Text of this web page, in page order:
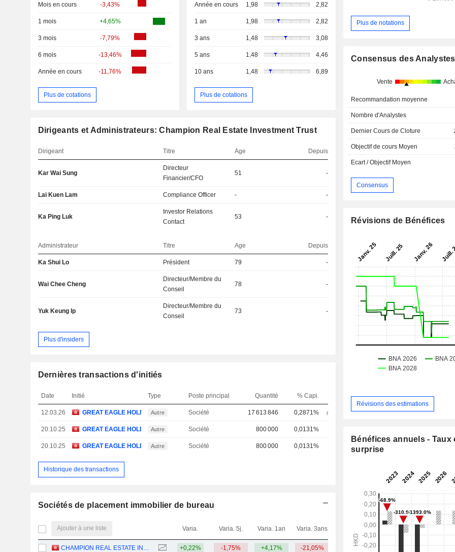
Mois en cours -3,43%
1 mois +4,65%
3 mois -7,79%
6 mois -13,46%
Année en cours -11,76%
Plus de cotations
Année en cours 1,98 2,82
1 an 1,98 2,82
3 ans 1,48 3,08
5 ans 1,48 4,46
10 ans 1,48 6,89
Plus de cotations
Dirigeants et Administrateurs: Champion Real Estate Investment Trust
Dirigeant Titre Age Depuis
Kar Wai Sung
Directeur
Financier/CFO
51 -
Lai Kuen Lam Compliance Officer - -
Ka Ping Luk
Investor Relations
Contact
53 -
Administrateur Titre Age Depuis
Ka Shui Lo Président 79 -
Wai Chee Cheng
Directeur/Membre du
Conseil
78 -
Yuk Keung Ip
Directeur/Membre du
Conseil
73 -
Plus d'insiders
Dernières transactions d'initiés
Date Initié Type Poste principal Quantité % Capi.
12.03.26 GREAT EAGLE HOLDINGS LTD.
Autre Société 17 613 846 0,2871%
20.10.25 GREAT EAGLE HOLDINGS LTD.
Autre Société 800 000 0,0131%
20.10.25 GREAT EAGLE HOLDINGS LTD.
Autre Société 800 000 0,0131%
Historique des transactions
Sociétés de placement immobilier de bureau
Ajouter à une liste Varia. Varia. 5j. Varia. 1an Varia. 3ans Capi.($)
+0,22% -1,75% +4,17% -21,05% 1,76 Md
Plus de notations
Consensus des Analystes
Vente
Recommandation moyenne
Nombre d'Analystes
Dernier Cours de Cloture
Objectif de cours Moyen
Ecart / Objectif Moyen
Consensus
Révisions de Bénéfices
Révisions des estimations
Bénéfices annuels - Taux
surprise